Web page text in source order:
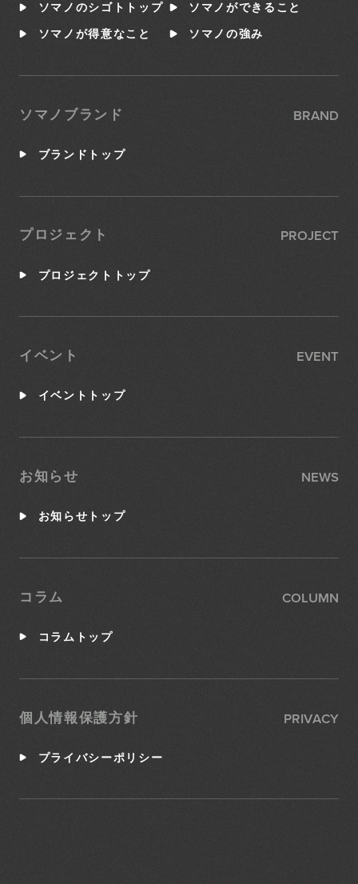
ソマノのシゴトトップ ソマノができること
ソマノが得意なこと ソマノの強み
ソマノブランド BRAND
ブランドトップ
プロジェクト PROJECT
プロジェクトトップ
イベント EVENT
イベントトップ
お知らせ NEWS
お知らせトップ
コラム COLUMN
コラムトップ
個人情報保護方針 PRIVACY
プライバシーポリシー